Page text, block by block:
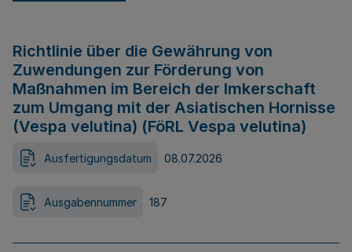
Richtlinie über die Gewährung von
Zuwendungen zur Förderung von
Maßnahmen im Bereich der Imkerschaft
zum Umgang mit der Asiatischen Hornisse
(Vespa velutina) (FöRL Vespa velutina)
Ausfertigungsdatum 08.07.2026
Ausgabennummer 187